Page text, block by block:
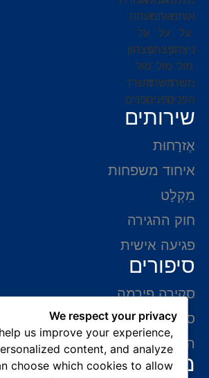
שירותים
אֶזרָחוּת
איחוד משפחות
מִקְלָט
חוק ההגירה
פגיעה אישית
סיפורים
סקירה פירמה
סיפורי הצלחה
המלצות של לקוחות
מידע ליצירת קשר
We respect your privacy
us improve your experience,
content, and analyze
choose which cookies to allow